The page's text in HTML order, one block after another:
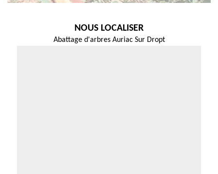
NOUS LOCALISER
Abattage d'arbres Auriac Sur Dropt